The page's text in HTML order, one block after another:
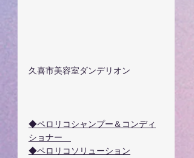
久喜市美容室ダンデリオン
◆ペロリコシャンプー＆コンディ
ショナー
◆ペロリコソリューション